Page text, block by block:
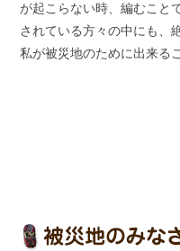
が起こらない時、編むこと
されている方々の中にも、
私が被災地のために出来る